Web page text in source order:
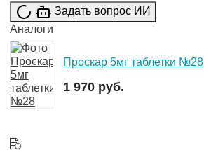
Задать вопрос ИИ
Аналоги
Проскар 5мг таблетки №28
1 970 руб.